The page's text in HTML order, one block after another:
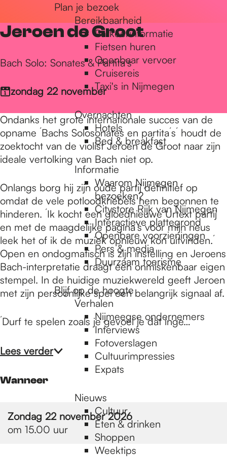
Plan je bezoek
Bereikbaarheid
Parkeerinformatie
Fietsen huren
Openbaar vervoer
Cruisereis
Taxi's in Nijmegen
Overnachten
Hotels
Bed & breakfast
Informatie
Waarom Nijmegen
bezoeken?
Citystore Rijk van Nijmegen
Interactieve plattegrond
Openbare voorzieningen
Pers & media
Duurzaam toerisme
Blijf op de hoogte
Verhalen
Nijmeegse ondernemers
Interviews
Fotoverslagen
Cultuurimpressies
Expats
Nieuws
Cultuur
Eten & drinken
Shoppen
Weektips
Jeroen de Groot
Bach Solo: Sonates & Partita's
zondag 22 november
Ondanks het grote internationale succes van de
opname ´Bachs Solosonates en partita´s´ houdt de
zoektocht van de violist Jeroen de Groot naar zijn
ideale vertolking van Bach niet op.
Onlangs borg hij zijn oude partij definitief op
omdat de vele potloodkriebels hem begonnen te
hinderen. ´Ik kocht een gloednieuwe Urtext partij
en met de maagdelijke pagina´s voor mijn neus
leek het of ik de muziek opnieuw kon uitvinden.´
Open en ondogmatisch is zijn instelling en Jeroens
Bach-interpretatie draagt een onmiskenbaar eigen
stempel. In de huidige muziekwereld geeft Jeroen
met zijn persoonlijke spel een belangrijk signaal af.
´Durf te spelen zoals je gevoel je dat inge…
Lees verder
Wanneer
Zondag 22 november 2026
om 15.00 uur